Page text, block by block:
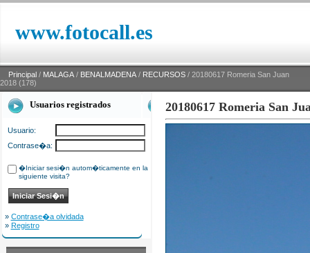
www.fotocall.es
Principal / MALAGA / BENALMADENA / RECURSOS / 20180617 Romeria San Juan
2018 (178)
Usuarios registrados
Usuario:
Contrase�a:
�Iniciar sesi�n autom�ticamente en la
siguiente visita?
» Contrase�a olvidada
» Registro
20180617 Romeria San